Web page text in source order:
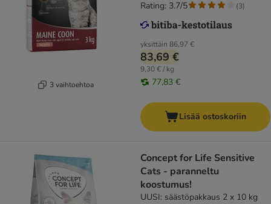
3 vaihtoehtoa
yksittäin 86,97 €
83,69 €
9,30 € / kg
77,83 €
Rating: 3.7/5 (3)
Lisää ostoskoriin
Concept for Life Sensitive
Cats - paranneltu
koostumus!
UUSI: säästöpakkaus 2 x 10 kg